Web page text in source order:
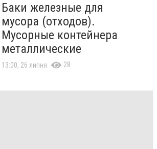
Баки железные для
мусора (отходов).
Мусорные контейнера
металлические
13:00, 26 липня 28